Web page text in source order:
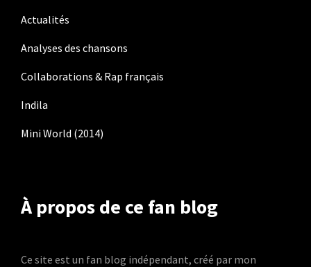
Actualités
Analyses des chansons
Collaborations & Rap français
Indila
Mini World (2014)
À propos de ce fan blog
Ce site est un fan blog indépendant, créé par mon